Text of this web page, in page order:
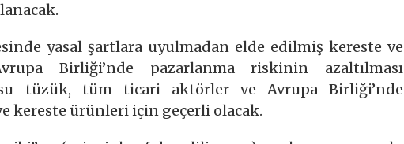
yasal şartlara uyulmadan elde edilmiş kereste ve
Birliği’nde pazarlanma riskinin azaltılması
tüzük, tüm ticari aktörler ve Avrupa Birliği’nde
kereste ürünleri için geçerli olacak.